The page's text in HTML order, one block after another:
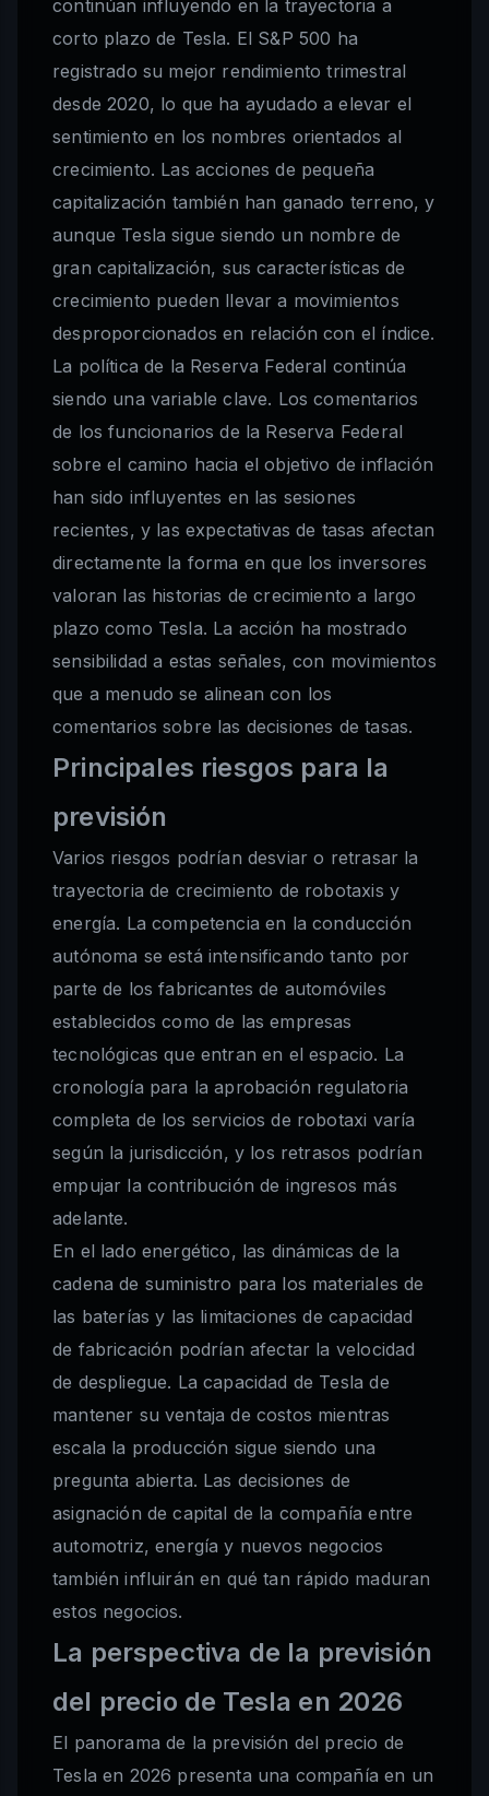
continúan influyendo en la trayectoria a
corto plazo de Tesla. El S&P 500 ha
registrado su mejor rendimiento trimestral
desde 2020, lo que ha ayudado a elevar el
sentimiento en los nombres orientados al
crecimiento. Las acciones de pequeña
capitalización también han ganado terreno, y
aunque Tesla sigue siendo un nombre de
gran capitalización, sus características de
crecimiento pueden llevar a movimientos
desproporcionados en relación con el índice.
La política de la Reserva Federal continúa
siendo una variable clave. Los comentarios
de los funcionarios de la Reserva Federal
sobre el camino hacia el objetivo de inflación
han sido influyentes en las sesiones
recientes, y las expectativas de tasas afectan
directamente la forma en que los inversores
valoran las historias de crecimiento a largo
plazo como Tesla. La acción ha mostrado
sensibilidad a estas señales, con movimientos
que a menudo se alinean con los
comentarios sobre las decisiones de tasas.
Principales riesgos para la
previsión
Varios riesgos podrían desviar o retrasar la
trayectoria de crecimiento de robotaxis y
energía. La competencia en la conducción
autónoma se está intensificando tanto por
parte de los fabricantes de automóviles
establecidos como de las empresas
tecnológicas que entran en el espacio. La
cronología para la aprobación regulatoria
completa de los servicios de robotaxi varía
según la jurisdicción, y los retrasos podrían
empujar la contribución de ingresos más
adelante.
En el lado energético, las dinámicas de la
cadena de suministro para los materiales de
las baterías y las limitaciones de capacidad
de fabricación podrían afectar la velocidad
de despliegue. La capacidad de Tesla de
mantener su ventaja de costos mientras
escala la producción sigue siendo una
pregunta abierta. Las decisiones de
asignación de capital de la compañía entre
automotriz, energía y nuevos negocios
también influirán en qué tan rápido maduran
estos negocios.
La perspectiva de la previsión
del precio de Tesla en 2026
El panorama de la previsión del precio de
Tesla en 2026 presenta una compañía en un